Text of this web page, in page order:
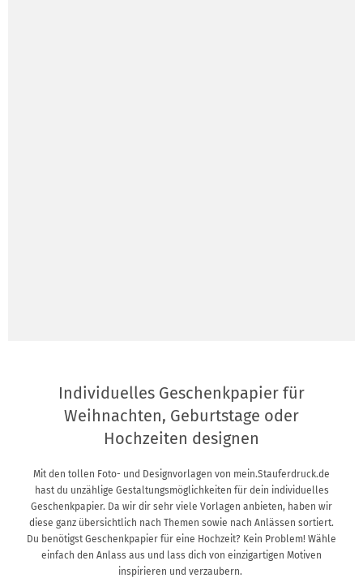
Individuelles Geschenkpapier für
Weihnachten, Geburtstage oder
Hochzeiten designen
Mit den tollen Foto- und Designvorlagen von mein.Stauferdruck.de
hast du unzählige Gestaltungsmöglichkeiten für dein individuelles
Geschenkpapier. Da wir dir sehr viele Vorlagen anbieten, haben wir
diese ganz übersichtlich nach Themen sowie nach Anlässen sortiert.
Du benötigst Geschenkpapier für eine Hochzeit? Kein Problem! Wähle
einfach den Anlass aus und lass dich von einzigartigen Motiven
inspirieren und verzaubern.